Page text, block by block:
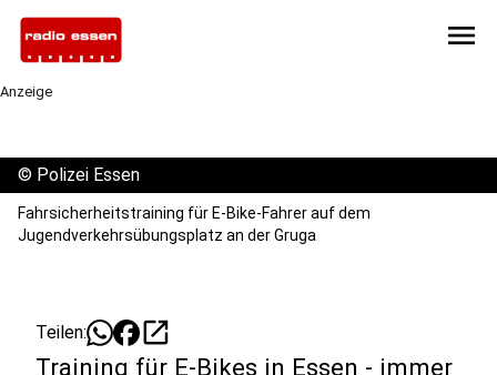
menu
Anzeige
© Polizei Essen
Fahrsicherheitstraining für E-Bike-Fahrer auf dem
Jugendverkehrsübungsplatz an der Gruga
Teilen: open_in_new
Training für E-Bikes in Essen - immer